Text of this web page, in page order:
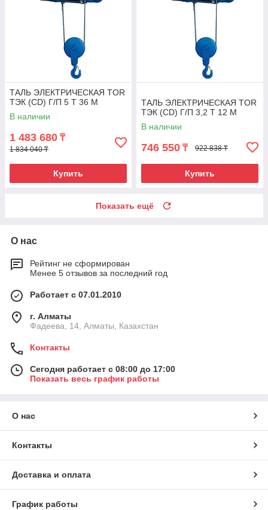
ТАЛЬ ЭЛЕКТРИЧЕСКАЯ TOR
ТЭК (CD) Г/П 5 Т 36 М
В наличии
1 483 680 ₸
1 834 040 ₸
Купить
ТАЛЬ ЭЛЕКТРИЧЕСКАЯ TOR
ТЭК (CD) Г/П 3,2 Т 12 М
В наличии
746 550 ₸ 922 838 ₸
Купить
Показать ещё
О нас
Рейтинг не сформирован
Менее 5 отзывов за последний год
Работает с 07.01.2010
г. Алматы
Фадеева, 14, Алматы, Казахстан
Контакты
Сегодня работает с 08:00 до 17:00
Показать весь график работы
О нас
Контакты
Доставка и оплата
График работы